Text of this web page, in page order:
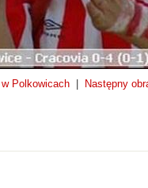
Polkowicach Następny